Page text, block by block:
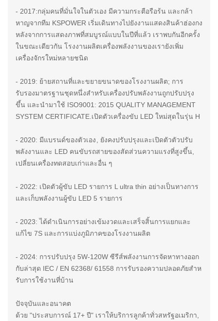
- 2017:กลุ่มคนที่มั่นใจในตัวเอง มีความกระตือรือร้น และกล้า
หาญจากทีม KSPOWER เริ่มเดินทางไปยังงานแสดงสินค้าฮ่องกง
หลังจากการแสดงภาพที่สมบูรณ์แบบในปีที่แล้ว เราพบกันอีกครั้ง
ในขณะเดียวกัน โรงงานผลิตเครื่องพลังงานของเรายังเพิ่ม
เครื่องจักรใหม่หลายชนิด
- 2019: ย้ายสถานที่และขยายขนาดของโรงงานผลิต; การ
รับรองมาตรฐานชุดหนึ่งสําหรับเครื่องปรับพลังงานถูกปรับปรุง
ขึ้น และนํามาใช้ ISO9001: 2015 QUALITY MANAGEMENT
SYSTEM CERTIFICATE.เปิดตัวเครื่องขับ LED ใหม่สุดในรุ่น H
- 2020: มีแบรนด์ของตัวเอง, ยังคงปรับปรุงและเปิดตัวตัวปรับ
พลังงานและ LED คนขับรถสายของสัดส่วนความแรงที่สูงขึ้น,
เปลี่ยนเครื่องทดสอบเก่าและอื่น ๆ
- 2022: เปิดตัวผู้ขับ LED รายการ L ultra thin อย่างเป็นทางการ
และเก็บพลังงานผู้ขับ LED 5 รายการ
- 2023: ได้ดําเนินการอย่างเข้มงวดและเสร็จสิ้นการแยกและ
แก้ไข 7S และการแบ่งภูมิภาคของโรงงานผลิต
- 2024: การปรับปรุง 5W-120W ซีรีส์พลังงานการจัดหาทางออก
กับล่าสุด IEC / EN 62368/ 61558 การรับรองความปลอดภัยสําห
รับการใช้งานที่บ้าน
ปัจจุบันและอนาคต
ด้วย "ประสบการณ์ 17+ ปี" เราให้บริการลูกค้าทั่วสหรัฐอเมริกา,